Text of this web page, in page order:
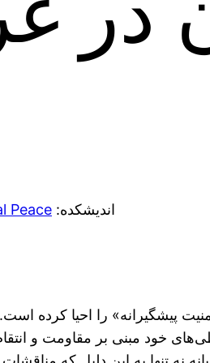
Peace :اندیشکده
پیشگیرانه» را احیا کرده
خود مبنی بر مقاومت و